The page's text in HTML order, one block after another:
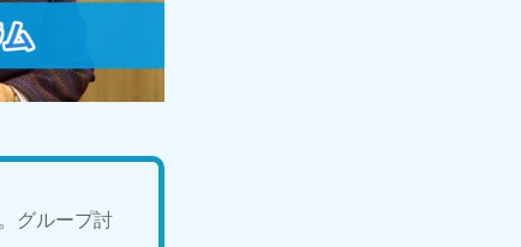
グループ討